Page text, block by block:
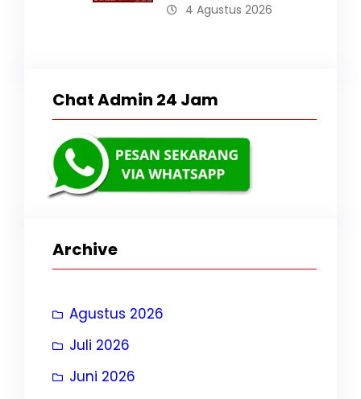
4 Agustus 2026
Chat Admin 24 Jam
Archive
Agustus 2026
Juli 2026
Juni 2026